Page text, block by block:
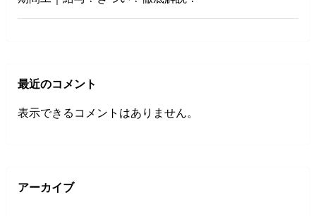
最近のコメント
表示できるコメントはありません。
アーカイブ